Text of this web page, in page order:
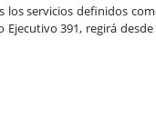
los servicios definidos
391, regirá desde